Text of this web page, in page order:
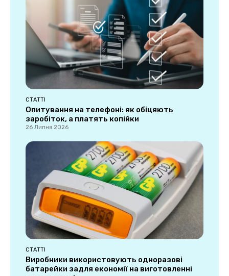
СТАТТІ
Опитування на телефоні: як обіцяють
заробіток, а платять копійки
26 Липня 2026
СТАТТІ
Виробники використовують одноразові
батарейки задля економії на виготовленні